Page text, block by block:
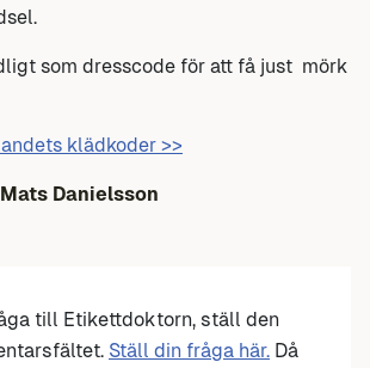
som dresscode för att få just mörk
klädkoder >>
Danielsson
till Etikettdoktorn, ställ den
Ställ din fråga här. Då